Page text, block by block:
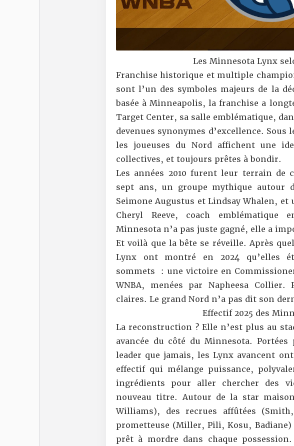
Les Minnesota Lynx
Franchise historique et multiple
sont l’un des symboles majeurs de la
basée à Minneapolis, la franchise a
Target Center, sa salle emblématique,
devenues synonymes d’excellence.
les joueuses du Nord affichent une
collectives, et toujours prêtes à bondir.
Les années 2010 furent leur terrain de
sept ans, un groupe mythique autour
Seimone Augustus et Lindsay Whalen,
Cheryl Reeve, coach emblématique
Minnesota n’a pas juste gagné, elle a
Et voilà que la bête se réveille. Après
Lynx ont montré en 2024 qu’elles
sommets : une victoire en
WNBA, menées par Napheesa
claires. Le grand Nord n’a pas dit son
Effectif 2025 des
La reconstruction ? Elle n’est plus au
avancée du côté du Minnesota.
leader que jamais, les Lynx avancent
effectif qui mélange puissance,
ingrédients pour aller chercher des
nouveau titre. Autour de la star
Williams), des recrues affûtées
prometteuse (Miller, Pili, Kosu,
prêt à mordre dans chaque